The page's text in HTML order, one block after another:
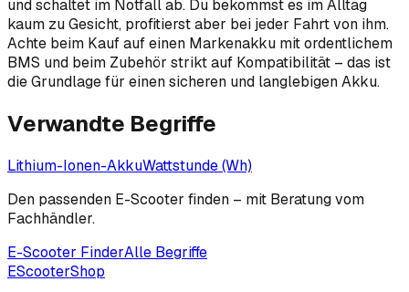
und schaltet im Notfall ab. Du bekommst es im Alltag
kaum zu Gesicht, profitierst aber bei jeder Fahrt von ihm.
Achte beim Kauf auf einen Markenakku mit ordentlichem
BMS und beim Zubehör strikt auf Kompatibilität – das ist
die Grundlage für einen sicheren und langlebigen Akku.
Verwandte Begriffe
Lithium-Ionen-AkkuWattstunde (Wh)
Den passenden E-Scooter finden – mit Beratung vom
Fachhändler.
E-Scooter FinderAlle Begriffe
EScooterShop